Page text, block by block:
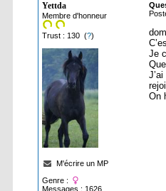
Yettda
Membre d'honneur
Trust : 130 (?)
M'écrire un MP
Genre :
Messages : 1626
Je
On